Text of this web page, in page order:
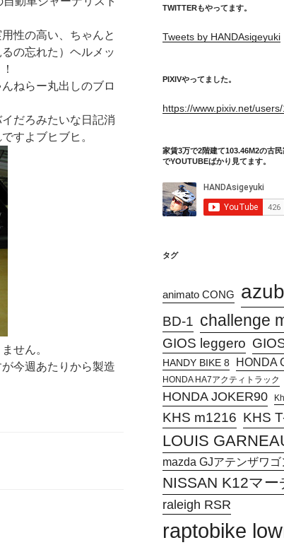
性の高い、ちゃんと
の忘れた）ヘルメッ
ねらー丸出しのブロ
だろみたいな日記消
すよブヒブヒ。
せん。
今週あたりから製造
TWITTERもやってます。
Tweets by HANDAsigeyuki
PIXIVやってました。
https://www.pixiv.net/
家賃3万で2階建て103.46M2の古
でYOUTUBEばかり見てます。
タグ
animato CONG
BD-1 challenge
GIOS leggero
HANDY BIKE 8 HONDA
HONDA HA7アクティトラック
HONDA JOKER90
KHS m1216 KHS
LOUIS
mazda GJアテンザワゴ
NISSAN K12マー
raleigh RSR
raptobike